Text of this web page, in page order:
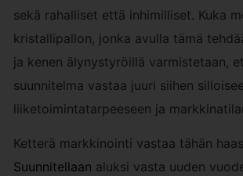
sekä rahalliset että inhimilliset. Kuka
kristallipallon, jonka avulla tämä
ja kenen älynystyröillä varmistetaan,
suunnitelma vastaa juuri siihen
liiketoimintatarpeeseen ja
Ketterä markkinointi vastaa tähän
Suunnitellaan aluksi vasta uuden